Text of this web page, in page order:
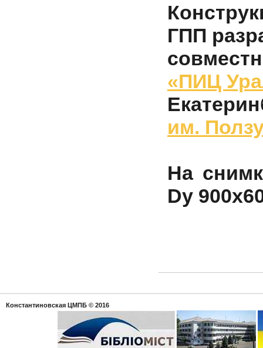
ГПП
«ПИЦ
им.
На
Dу
Константиновская ЦМПБ © 2016